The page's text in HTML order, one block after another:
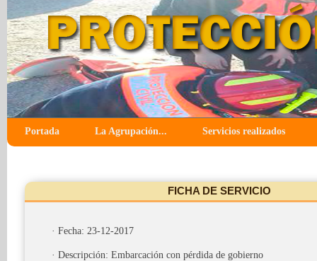
Portada La Agrupación... Servicios realizados
FICHA DE SERVICIO
· Fecha: 23-12-2017
· Descripción: Embarcación con pérdida de gobierno